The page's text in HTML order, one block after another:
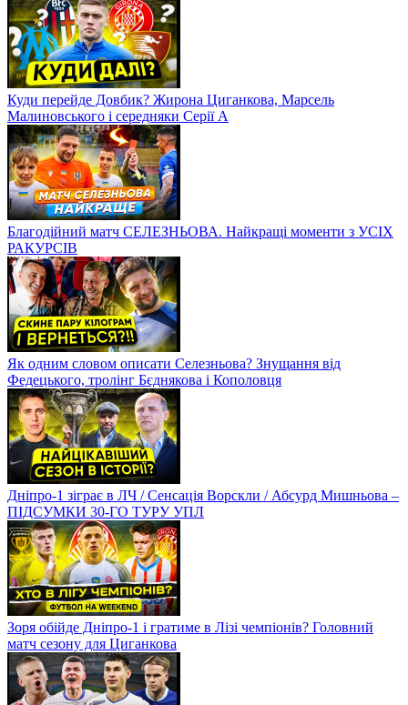
Куди перейде Довбик? Жирона Циганкова, Марсель
Малиновського і середняки Серії А
Благодійний матч СЕЛЕЗНЬОВА. Найкращі моменти з УСІХ
РАКУРСІВ
Як одним словом описати Селезньова? Знущання від
Федецького, тролінг Бєднякова і Кополовця
Дніпро-1 зіграє в ЛЧ / Сенсація Ворскли / Абсурд Мишньова –
ПІДСУМКИ 30-ГО ТУРУ УПЛ
Зоря обійде Дніпро-1 і гратиме в Лізі чемпіонів? Головний
матч сезону для Циганкова